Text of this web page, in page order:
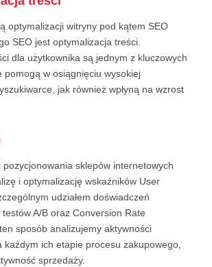
optymalizacji witryny pod kątem SEO
SEO jest optymalizacja treści.
dla użytkownika są jednym z kluczowych
pomogą w osiągnięciu wysokiej
jak również wpłyną na wzrost
pozycjonowania sklepów internetowych
i optymalizację wskaźników User
udziałem doświadczeń
A/B oraz Conversion Rate
sposób analizujemy aktywności
każdym ich etapie procesu zakupowego,
sprzedaży.